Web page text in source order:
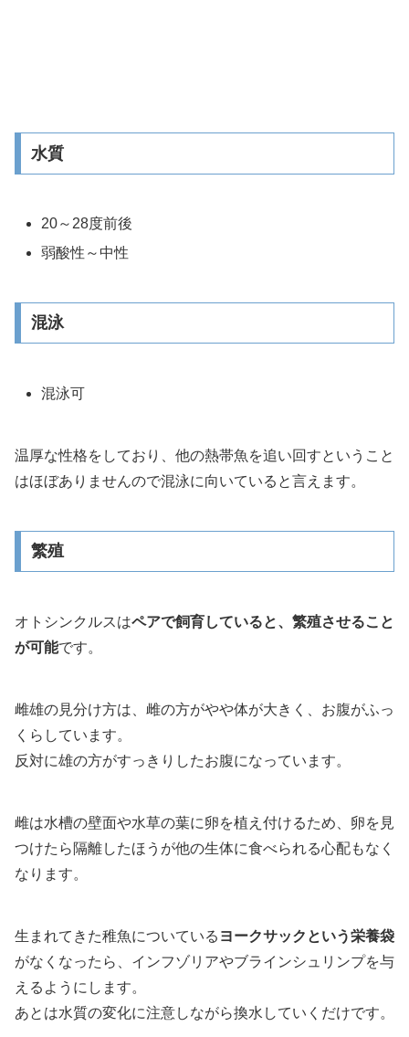
水質
20～28度前後
弱酸性～中性
混泳
混泳可
温厚な性格をしており、他の熱帯魚を追い回すということ
はほぼありませんので混泳に向いていると言えます。
繁殖
オトシンクルスはペアで飼育していると、繁殖させること
が可能です。
雌雄の見分け方は、雌の方がやや体が大きく、お腹がふっ
くらしています。
反対に雄の方がすっきりしたお腹になっています。
雌は水槽の壁面や水草の葉に卵を植え付けるため、卵を見
つけたら隔離したほうが他の生体に食べられる心配もなく
なります。
生まれてきた稚魚についている ヨークサックという栄養袋
がなくなったら、インフゾリアやブラインシュリンプを与
えるようにします。
あとは水質の変化に注意しながら換水していくだけです。